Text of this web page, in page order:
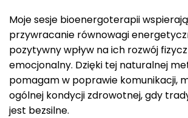
Moje sesje bioenergoterapii
przywracanie równowagi
pozytywny wpływ na ich rozwój
emocjonalny. Dzięki tej naturalnej
pomagam w poprawie komunikacji,
ogólnej kondycji zdrowotnej, gdy
jest bezsilne.